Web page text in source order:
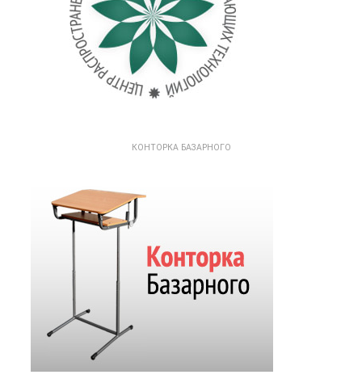
КОНТОРКА БАЗАРНОГО